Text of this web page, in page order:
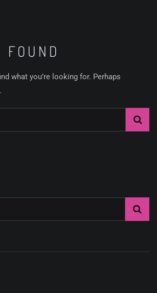
FOUND
what you’re looking for. Perhaps